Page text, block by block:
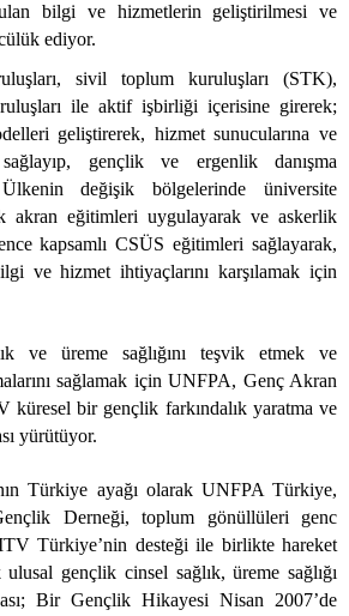
bilgi ve hizmetlerin geliştirilmesi ve
ediyor.
sivil toplum kuruluşları (STK),
ile aktif işbirliği içerisine girerek;
geliştirerek, hizmet sunucularına ve
gençlik ve ergenlik danışma
değişik bölgelerinde üniversite
akran eğitimleri uygulayarak ve askerlik
kapsamlı CSÜS eğitimleri sağlayarak,
ve hizmet ihtiyaçlarını karşılamak için
ve üreme sağlığını teşvik etmek ve
sağlamak için UNFPA, Genç Akran
küresel bir gençlik farkındalık yaratma ve
yürütüyor.
Türkiye ayağı olarak UNFPA Türkiye,
Derneği, toplum gönüllüleri genc
Türkiye’nin desteği ile birlikte hareket
gençlik cinsel sağlık, üreme sağlığı
Bir Gençlik Hikayesi Nisan 2007’de